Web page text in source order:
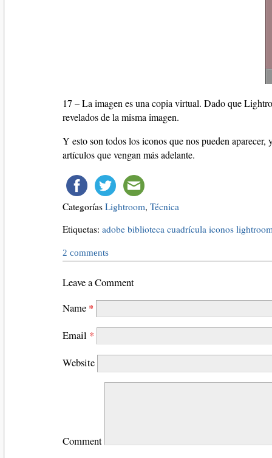
17 – La imagen es una copia virtual. Dado que
revelados de la misma imagen.
Y esto son todos los iconos que nos pueden
artículos que vengan más adelante.
Categorías Lightroom, Técnica
Etiquetas: adobe biblioteca cuadrícula iconos
2 comments
Leave a Comment
Name *
Email *
Website
Comment